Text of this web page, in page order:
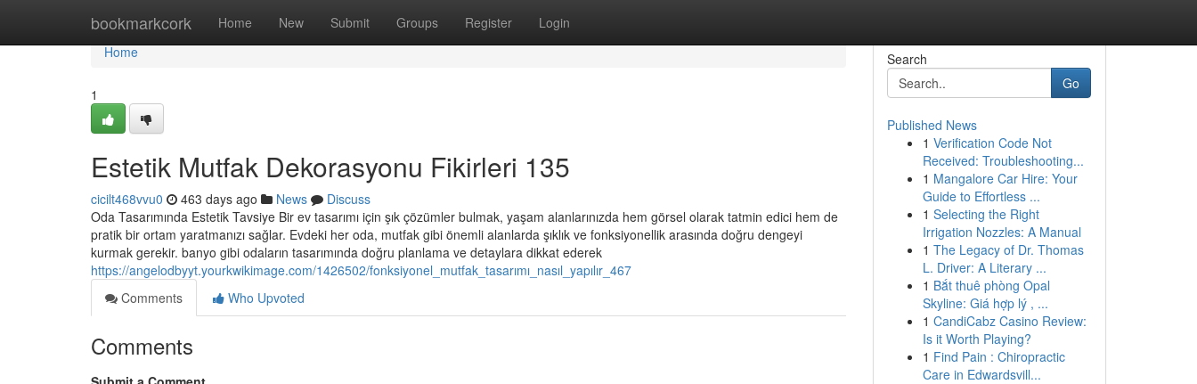
bookmarkcork Home New Submit Groups Register Login
Home
Home
1
Estetik Mutfak Dekorasyonu Fikirleri 135
cicilt468vvu0 463 days ago News
Discuss
Oda Tasarımında Estetik Tavsiye Bir ev tasarımı için şık çözümler bulmak, yaşam alanlarınızda hem görsel olarak tatmin edici hem de
pratik bir ortam yaratmanızı sağlar. Evdeki her oda, mutfak gibi önemli alanlarda şıklık ve fonksiyonellik arasında doğru dengeyi
kurmak gerekir. banyo gibi odaların tasarımında doğru planlama ve detaylara dikkat ederek
https://angelodbyyt.yourkwikimage.com/1426502/fonksiyonel_mutfak_tasarımı_nasıl_yapılır_467
Comments
Who Upvoted
Comments
Search
Go
Published News
1 Verification Code Not
Received: Troubleshooting...
1 Mangalore Car Hire: Your
Guide to Effortless ...
1 Selecting the Right
Irrigation Nozzles: A Manual
1 The Legacy of Dr. Thomas
L. Driver: A Literary ...
1 Bắt thuê phòng Opal
Skyline: Giá hợp lý , ...
1 CandiCabz Casino Review:
Is it Worth Playing?
1 Find Pain : Chiropractic
Care in Edwardsvill...